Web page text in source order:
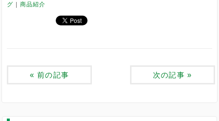
グ
商品紹介
« 前の記事 次の記事 »